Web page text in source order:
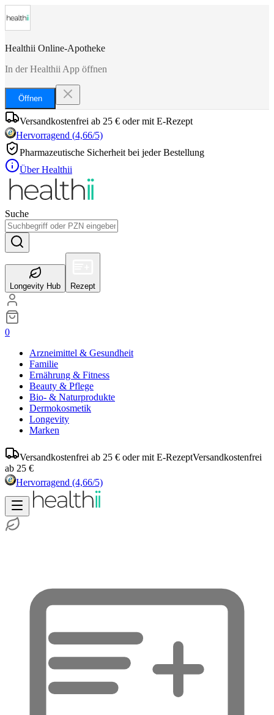
Healthii Online-Apotheke
In der Healthii App öffnen
Öffnen
Versandkostenfrei ab 25 € oder mit E-Rezept
Hervorragend (4,66/5)
Pharmazeutische Sicherheit bei jeder Bestellung
Über Healthii
Suche
Longevity Hub Rezept
0
Arzneimittel & Gesundheit
Familie
Ernährung & Fitness
Beauty & Pflege
Bio- & Naturprodukte
Dermokosmetik
Longevity
Marken
Versandkostenfrei ab 25 € oder mit E-RezeptVersandkostenfrei
ab 25 €
Hervorragend (4,66/5)